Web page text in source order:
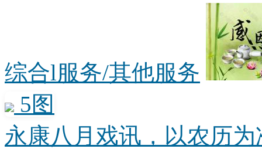
综合l服务/其他服务
5图
永康八月戏讯，以农历